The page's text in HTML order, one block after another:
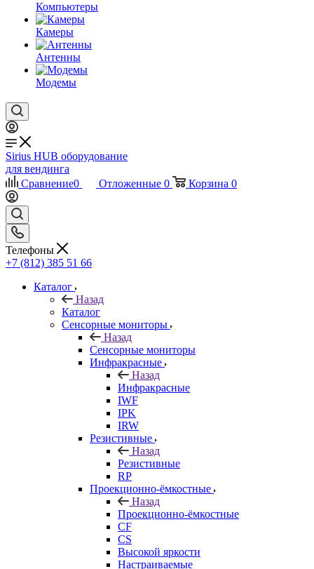
Компьютеры
Камеры
Антенны
Модемы
Sirius HUB оборудование
для вендинга
Сравнение0 Отложенные 0 Корзина 0
Телефоны
+7 (812) 385 51 66
Каталог
Назад
Каталог
Сенсорные мониторы
Назад
Сенсорные мониторы
Инфракрасные
Назад
Инфракрасные
IWF
IPK
IRW
Резистивные
Назад
Резистивные
RP
Проекционно-ёмкостные
Назад
Проекционно-ёмкостные
CF
CS
Высокой яркости
Настраиваемые